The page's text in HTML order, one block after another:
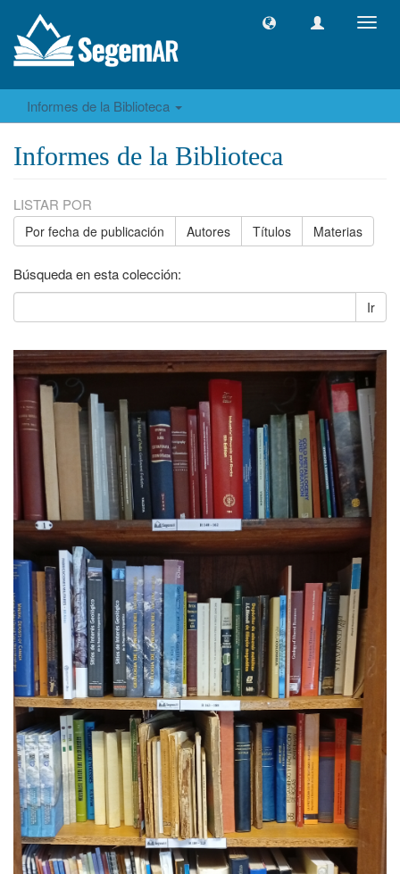
Informes de la Biblioteca
Informes de la Biblioteca
LISTAR POR
Por fecha de publicación Autores Títulos Materias
Búsqueda en esta colección:
Ir